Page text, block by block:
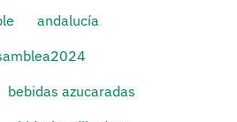
andalucía
bebidas azucaradas